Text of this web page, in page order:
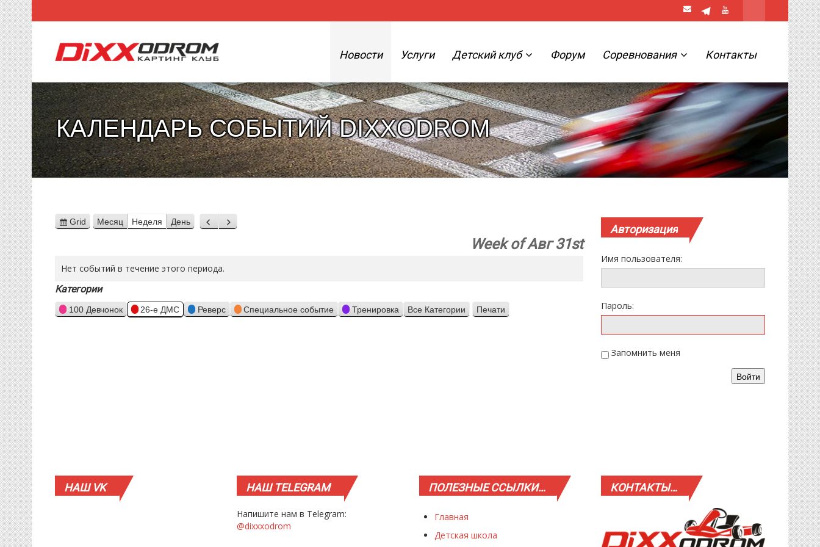
Новости Услуги Детский клуб Форум Соревнования Контакты
КАЛЕНДАРЬ СОБЫТИЙ DIXXODROM
View
Grid Месяц Неделя День Назад
Вперед
Week of Авг 31st
Нет событий в течение этого периода.
Категории
100 Девчонок 26-е ДМС Реверс Специальное событие Тренировка Все Категории Просмотр
Печати
Авторизация
Имя пользователя:
Пароль:
Запомнить меня
Войти
НАШVK НАШTELEGRAM
Напишите нам в Telegram:
@dixxxodrom
ПОЛЕЗНЫЕССЫЛКИ…
Главная
Детская школа
КОНТАКТЫ…